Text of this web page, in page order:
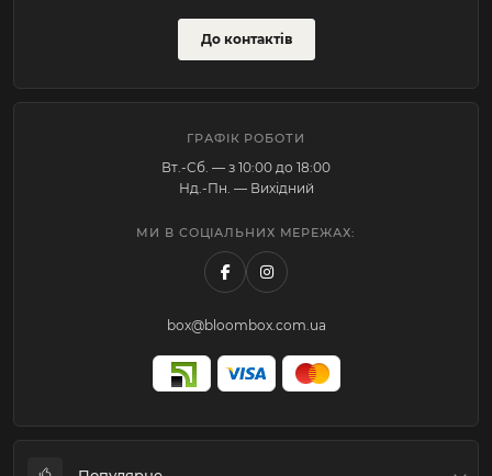
До контактів
ГРАФІК РОБОТИ
Вт.-Cб. — з 10:00 до 18:00
Нд.-Пн. — Вихідний
МИ В СОЦІАЛЬНИХ МЕРЕЖАХ:
box@bloombox.com.ua